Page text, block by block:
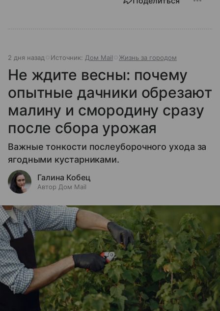
2 дня назад Источник: Дом Mail Жизнь за городом
Не ждите весны: почему
опытные дачники обрезают
малину и смородину сразу
после сбора урожая
Важные тонкости послеуборочного ухода за
ягодными кустарниками.
Галина Кобец
Автор Дом Mail